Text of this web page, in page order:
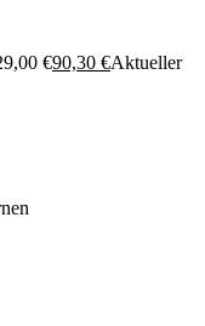
€90,30 €Aktueller